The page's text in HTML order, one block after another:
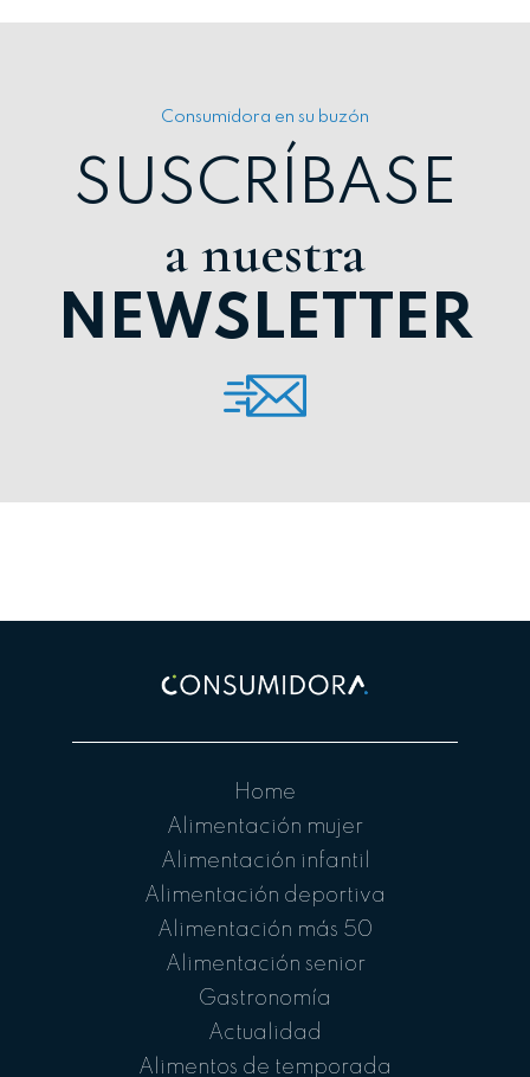
Consumidora en su buzón
SUSCRÍBASE
a nuestra
NEWSLETTER
Home
Alimentación mujer
Alimentación infantil
Alimentación deportiva
Alimentación más 50
Alimentación senior
Gastronomía
Actualidad
Alimentos de temporada